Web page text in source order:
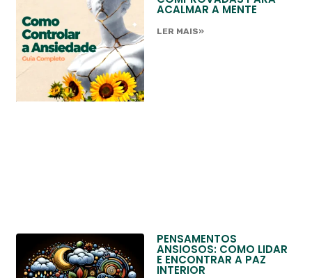
ACALMAR A MENTE
LER MAIS»
PENSAMENTOS
ANSIOSOS: COMO LIDAR
E ENCONTRAR A PAZ
INTERIOR